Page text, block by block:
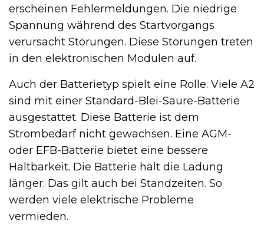
erscheinen Fehlermeldungen. Die niedrige
Spannung während des Startvorgangs
verursacht Störungen. Diese Störungen treten
in den elektronischen Modulen auf.
Auch der Batterietyp spielt eine Rolle. Viele A2
sind mit einer Standard-Blei-Säure-Batterie
ausgestattet. Diese Batterie ist dem
Strombedarf nicht gewachsen. Eine AGM-
oder EFB-Batterie bietet eine bessere
Haltbarkeit. Die Batterie hält die Ladung
länger. Das gilt auch bei Standzeiten. So
werden viele elektrische Probleme
vermieden.